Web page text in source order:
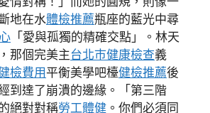
地在水體檢推薦瓶座的藍光中尋
「愛與孤獨的精確交點」。林天
那個完美主台北巿健康檢查義
檢費用平衡美學吧檯健檢推薦後
到達了崩潰的邊緣。「第三階
絕對對稱勞工體健 。你們必須同